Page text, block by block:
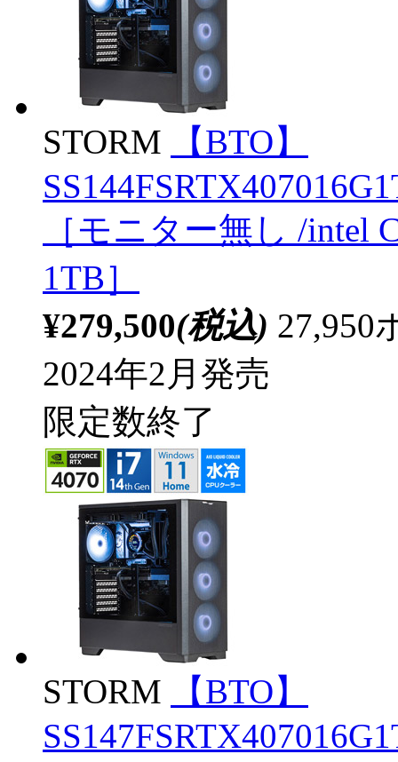
STORM
【BTO】
［モニター無し /intel
1TB］
¥279,500(税込) 27,950
2024年2月発売
限定数終了
STORM
【BTO】